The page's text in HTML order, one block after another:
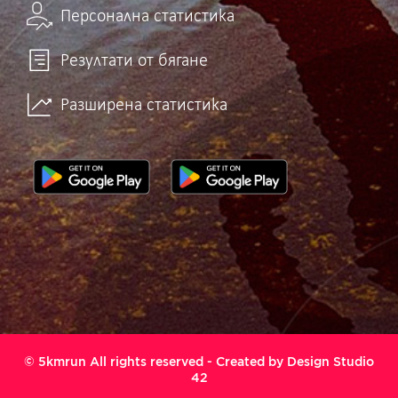
Персонална статистика
Резултати от бягане
Разширена статистика
© 5kmrun All rights reserved - Created by Design Studio
42